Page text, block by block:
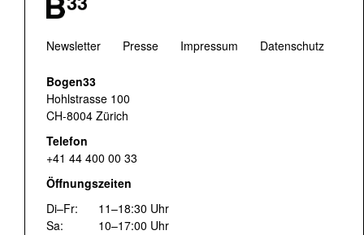
Newsletter Presse Impressum Datenschutz
Bogen33
Hohlstrasse 100
CH-8004 Zürich
Telefon
+41 44 400 00 33
Öffnungszeiten
Di–Fr:
11–18:30 Uhr
Sa:
10–17:00 Uhr